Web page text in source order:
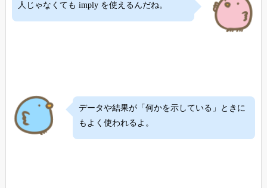
人じゃなくても imply を使えるんだね。
データや結果が「何かを示している」ときに
もよく使われるよ。